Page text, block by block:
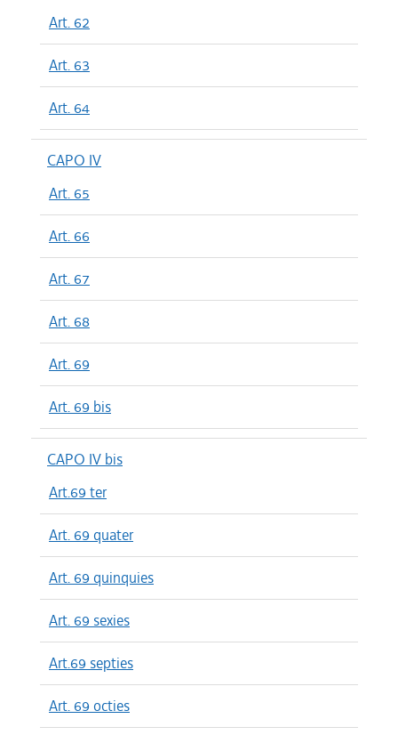
Art. 62
Art. 63
Art. 64
CAPO IV
Art. 65
Art. 66
Art. 67
Art. 68
Art. 69
Art. 69 bis
CAPO IV bis
Art.69 ter
Art. 69 quater
Art. 69 quinquies
Art. 69 sexies
Art.69 septies
Art. 69 octies